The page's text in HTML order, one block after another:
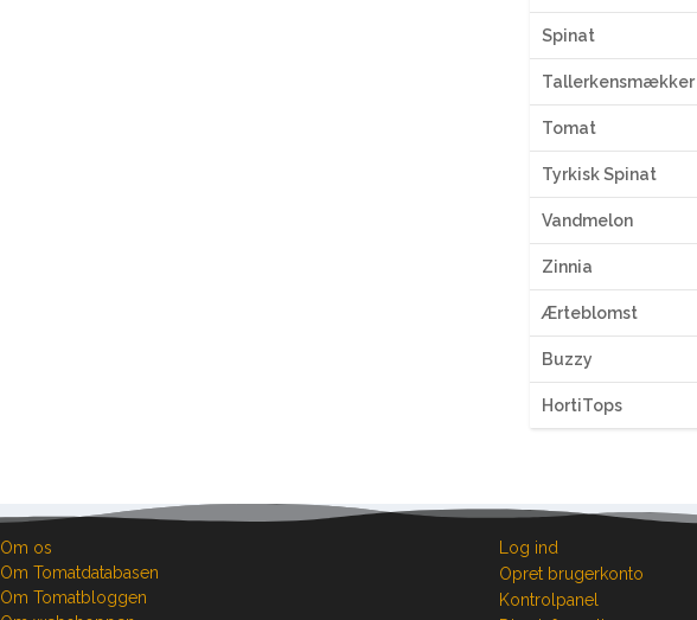
Spinat
Tallerkensmækker
Tomat
Tyrkisk Spinat
Vandmelon
Zinnia
Ærteblomst
Buzzy
HortiTops
Om os
Om Tomatdatabasen
Om Tomatbloggen
Log ind
Opret brugerkonto
Kontrolpanel